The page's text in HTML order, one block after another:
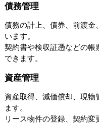
債務管理
債務の計上、債券、前渡金
います。
契約書や検収証憑などの帳
できます。
資産管理
資産取得、減価償却、現
ます。
リース物件の登録、契約変